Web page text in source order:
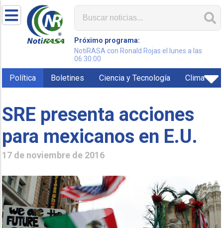
Próximo programa:
NotiRASA con Ronald Rojas el lunes a las
06:30:00
Política Boletines Ciencia y Tecnología Clima
SRE presenta acciones
para mexicanos en E.U.
17 de noviembre de 2016